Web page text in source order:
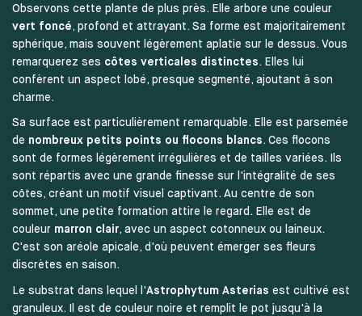
Observons cette plante de plus près. Elle arbore une couleur
vert foncé, profond et attrayant. Sa forme est majoritairement
sphérique, mais souvent légèrement aplatie sur le dessus. Vous
remarquerez ses côtes verticales distinctes. Elles lui
confèrent un aspect lobé, presque segmenté, ajoutant à son
charme.
Sa surface est particulièrement remarquable. Elle est parsemée
de nombreux petits points ou flocons blancs. Ces flocons
sont de formes légèrement irrégulières et de tailles variées. Ils
sont répartis avec une grande finesse sur l'intégralité de ses
côtes, créant un motif visuel captivant. Au centre de son
sommet, une petite formation attire le regard. Elle est de
couleur marron clair, avec un aspect cotonneux ou laineux.
C'est son aréole apicale, d'où peuvent émerger ses fleurs
discrètes en saison.
Le substrat dans lequel l'Astrophytum Asterias est cultivé est
granuleux. Il est de couleur noire et remplit le pot jusqu'à la